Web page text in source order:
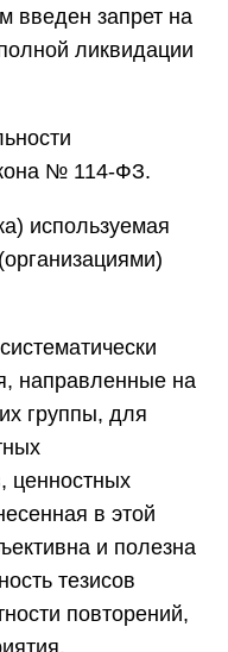
введен запрет на
ликвидации
№ 114-ФЗ.
используемая
направленные на
группы, для
ценностных
в этой
и полезна
тезисов
повторений,